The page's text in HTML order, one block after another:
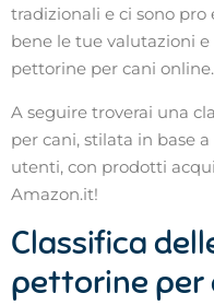
tradizionali e ci sono
bene le tue valutazioni
pettorine per cani online.
A seguire troverai una
per cani, stilata in base
utenti, con prodotti
Amazon.it!
Classifica
pettorine per